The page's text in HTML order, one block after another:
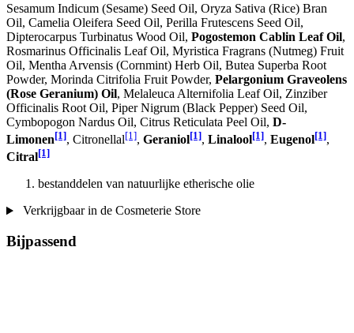
Sesamum Indicum (Sesame) Seed Oil, Oryza Sativa (Rice) Bran
Oil, Camelia Oleifera Seed Oil, Perilla Frutescens Seed Oil,
Dipterocarpus Turbinatus Wood Oil, Pogostemon Cablin Leaf Oil,
Rosmarinus Officinalis Leaf Oil, Myristica Fragrans (Nutmeg) Fruit
Oil, Mentha Arvensis (Cornmint) Herb Oil, Butea Superba Root
Powder, Morinda Citrifolia Fruit Powder, Pelargonium Graveolens
(Rose Geranium) Oil, Melaleuca Alternifolia Leaf Oil, Zinziber
Officinalis Root Oil, Piper Nigrum (Black Pepper) Seed Oil,
Cymbopogon Nardus Oil, Citrus Reticulata Peel Oil, D-
Limonen[1], Citronellal[1], Geraniol[1], Linalool[1], Eugenol[1],
Citral[1]
bestanddelen van natuurlijke etherische olie
Verkrijgbaar in de Cosmeterie Store
Bijpassend